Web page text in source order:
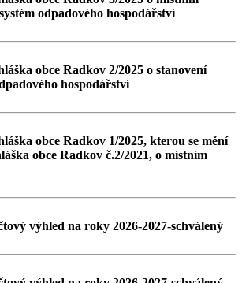
odpadového hospodářství
obce Radkov 2/2025 o stanovení
hospodářství
obce Radkov 1/2025, kterou se mění
obce Radkov č.2/2021, o místním
výhled na roky 2026-2027-schválený